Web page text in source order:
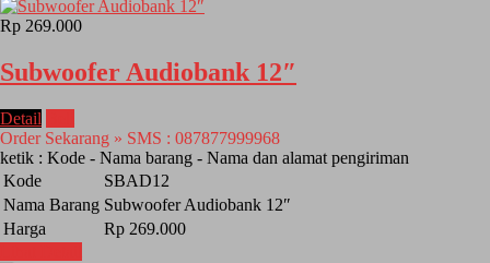
Rp 269.000
Subwoofer Audiobank 12″
Detail
Order Sekarang » SMS : 087877999968
ketik : Kode - Nama barang - Nama dan alamat pengiriman
Kode
SBAD12
Nama Barang Subwoofer Audiobank 12″
Harga
Rp 269.000